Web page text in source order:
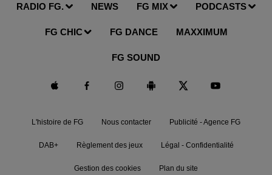
RADIO FG. NEWS FG MIX PODCASTS
FG CHIC FG DANCE MAXXIMUM
FG SOUND
L'histoire de FG Nous contacter Publicité - Agence FG
DAB+ Règlement des jeux Légal - Confidentialité
Gestion des cookies Plan du site